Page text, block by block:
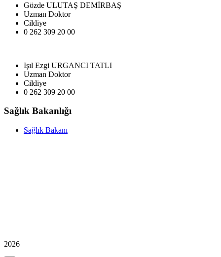
Gözde ULUTAŞ DEMİRBAŞ
Uzman Doktor
Cildiye
0 262 309 20 00
Işıl Ezgi URGANCI TATLI
Uzman Doktor
Cildiye
0 262 309 20 00
Sağlık Bakanlığı
Sağlık Bakanı
2026